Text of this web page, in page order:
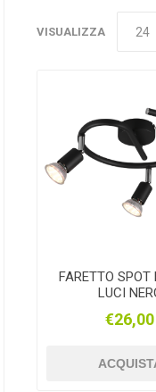
VISUALIZZA
FARETTO SPOT
LUCI
€26,00